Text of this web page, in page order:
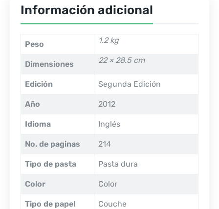
Información adicional
Peso 1.2 kg
Dimensiones 22 × 28.5 cm
Edición Segunda Edición
Año 2012
Idioma Inglés
No. de paginas 214
Tipo de pasta Pasta dura
Color Color
Tipo de papel Couche